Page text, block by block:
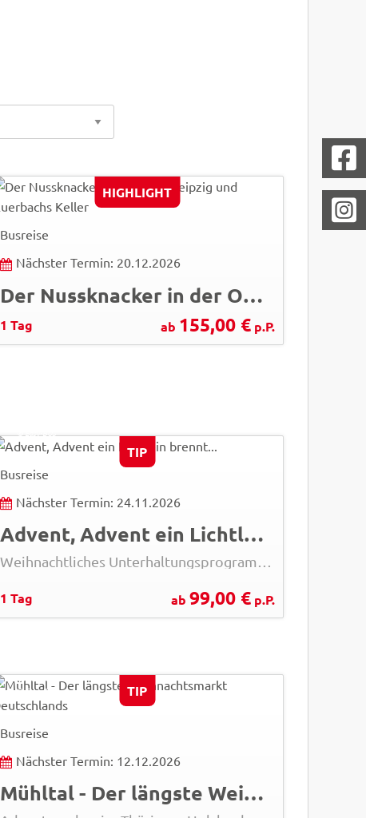
HIGHLIGHT
Busreise
Nächster Termin: 20.12.2026
Der Nussknacker in der Oper Leipzig und Auerbachs Keller
1 Tag ab 155,00 €p.P.
TIP
Busreise
Nächster Termin: 24.11.2026
Advent, Advent ein Lichtlein brennt...
1 Tag ab 99,00 €p.P.
GT77 - AdobeStock
© Easy-BUS
TIP
Busreise
Nächster Termin: 12.12.2026
Mühltal - Der längste Weihnachtsmarkt Deutschlands